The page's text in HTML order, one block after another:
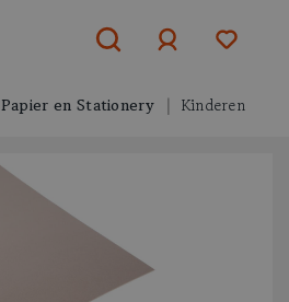
aanmelden
Papier en Stationery Kinderen